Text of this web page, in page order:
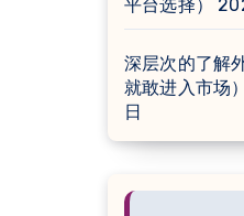
平台选择）
深层次的了解
就敢进入市场）
日